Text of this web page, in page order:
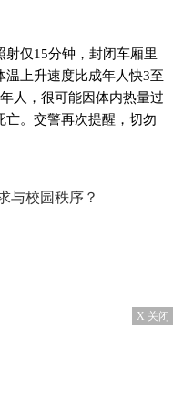
仅15分钟，封闭车厢里
上升速度比成年人快3至
人，很可能因体内热量过
亡。交警再次提醒，切勿
与校园秩序？
X 关闭